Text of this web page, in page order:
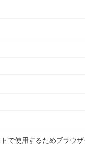
で使用するためブラウ